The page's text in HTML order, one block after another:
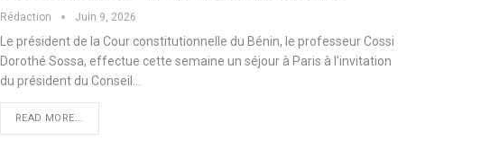
Rédaction Juin 9, 2026
Le président de la Cour constitutionnelle du Bénin, le professeur Cossi
Dorothé Sossa, effectue cette semaine un séjour à Paris à l’invitation
du président du Conseil…
READ MORE...